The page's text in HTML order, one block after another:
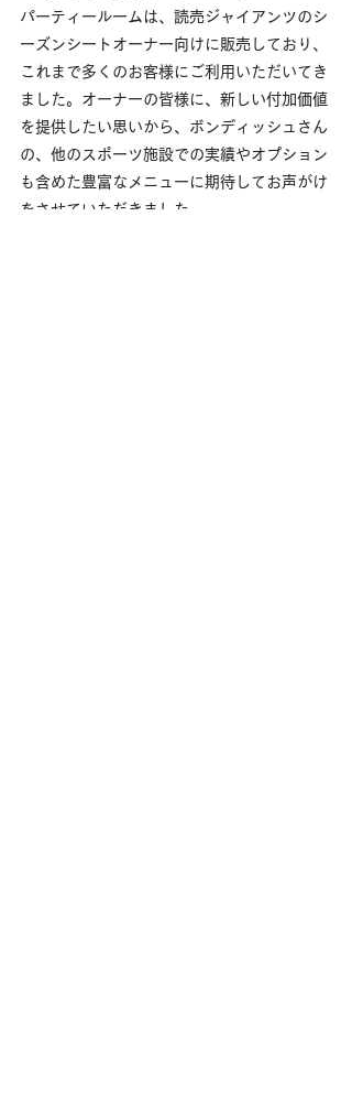
パーティールームは、読売ジャイアンツのシ
ーズンシートオーナー向けに販売しており、
これまで多くのお客様にご利用いただいてき
ました。オーナーの皆様に、新しい付加価値
を提供したい思いから、 ボンディッシュ さん
の、他のスポーツ施設での実績やオプション
も含めた豊富なメニューに期待してお声がけ
をさせていただきました。